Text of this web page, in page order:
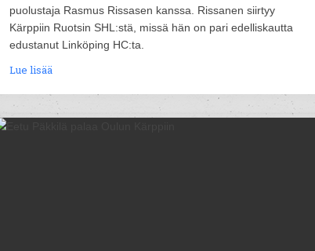
puolustaja Rasmus Rissasen kanssa. Rissanen siirtyy
Kärppiin Ruotsin SHL:stä, missä hän on pari edelliskautta
edustanut Linköping HC:ta.
Lue lisää